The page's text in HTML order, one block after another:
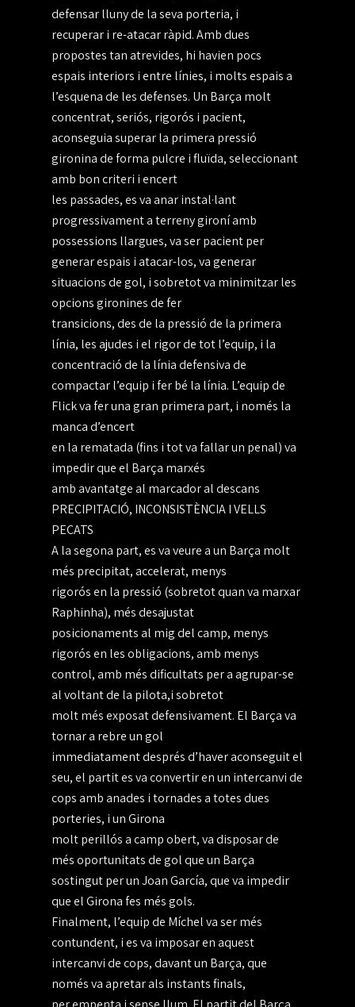
defensar lluny de la seva porteria, i
recuperar i re-atacar ràpid. Amb dues
propostes tan atrevides, hi havien pocs
espais interiors i entre línies, i molts espais a
l’esquena de les defenses. Un Barça molt
concentrat, seriós, rigorós i pacient,
aconseguia superar la primera pressió
gironina de forma pulcre i fluïda, seleccionant
amb bon criteri i encert
les passades, es va anar instal·lant
progressivament a terreny gironí amb
possessions llargues, va ser pacient per
generar espais i atacar-los, va generar
situacions de gol, i sobretot va minimitzar les
opcions gironines de fer
transicions, des de la pressió de la primera
línia, les ajudes i el rigor de tot l’equip, i la
concentració de la línia defensiva de
compactar l’equip i fer bé la línia. L’equip de
Flick va fer una gran primera part, i només la
manca d’encert
en la rematada (fins i tot va fallar un penal) va
impedir que el Barça marxés
amb avantatge al marcador al descans
PRECIPITACIÓ, INCONSISTÈNCIA I VELLS
PECATS
A la segona part, es va veure a un Barça molt
més precipitat, accelerat, menys
rigorós en la pressió (sobretot quan va marxar
Raphinha), més desajustat
posicionaments al mig del camp, menys
rigorós en les obligacions, amb menys
control, amb més dificultats per a agrupar-se
al voltant de la pilota,i sobretot
molt més exposat defensivament. El Barça va
tornar a rebre un gol
immediatament després d’haver aconseguit el
seu, el partit es va convertir en un intercanvi de
cops amb anades i tornades a totes dues
porteries, i un Girona
molt perillós a camp obert, va disposar de
més oportunitats de gol que un Barça
sostingut per un Joan García, que va impedir
que el Girona fes més gols.
Finalment, l’equip de Míchel va ser més
contundent, i es va imposar en aquest
intercanvi de cops, davant un Barça, que
només va apretar als instants finals,